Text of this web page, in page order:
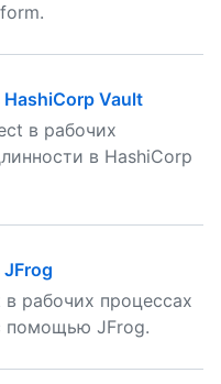
Vault
в рабочих
в HashiCorp
рабочих процессах
помощью JFrog.